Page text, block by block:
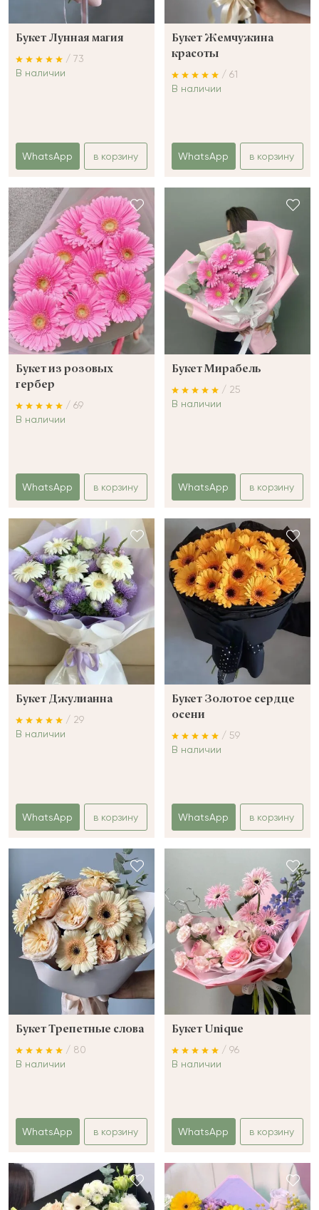
Букет Лунная магия
/ 73
В наличии
WhatsApp в корзину
Букет Жемчужина
красоты
/ 61
В наличии
WhatsApp в корзину
Букет из розовых
гербер
/ 69
В наличии
WhatsApp в корзину
Букет Мирабель
/ 25
В наличии
WhatsApp в корзину
Букет Джулианна
/ 29
В наличии
WhatsApp в корзину
Букет Золотое сердце
осени
/ 59
В наличии
WhatsApp в корзину
Букет Трепетные слова
/ 80
В наличии
WhatsApp в корзину
Букет Unique
/ 96
В наличии
WhatsApp в корзину